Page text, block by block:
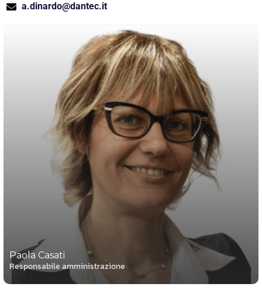
a.dinardo@dantec.it
Paola Casati
Responsabile amministrazione